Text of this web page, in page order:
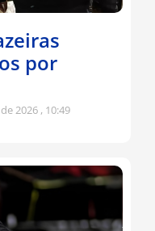
por
2026 10:49